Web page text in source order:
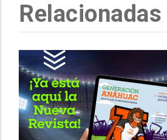
Relacionadas